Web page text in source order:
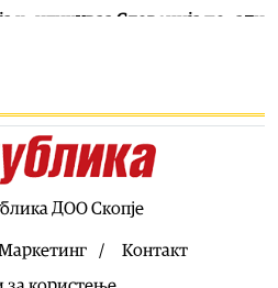
критикуваа Словенија поради
уште една делница од
загина во стравична
ДОО Скопје
Контакт